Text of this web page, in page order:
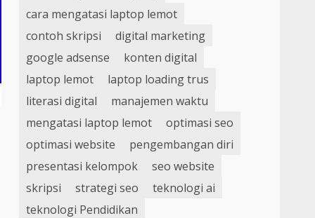
cara mengatasi laptop lemot
contoh skripsi
digital marketing
google adsense
konten digital
laptop lemot
laptop loading trus
literasi digital
manajemen waktu
mengatasi laptop lemot
optimasi seo
optimasi website
pengembangan diri
presentasi kelompok
seo website
skripsi
strategi seo
teknologi ai
teknologi Pendidikan